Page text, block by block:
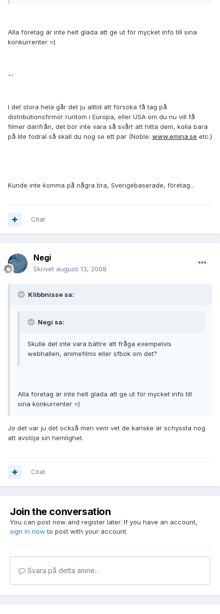
Alla företag är inte helt glada att ge ut för mycket info till sina
konkurrenter =)
--
I det stora hela går det ju alltid att försöka få tag på
distributionsfirmor runtom i Europa, eller USA om du nu vill få
filmer därifrån, det bör inte vara så svårt att hitta dem, kolla bara
på lite fodral så skall du nog se ett par (Noble: www.emina.se etc.)
Kunde inte komma på några bra, Sverigebaserade, företag...
Citat
Negi
Skrivet augusti 13, 2008
Klibbnisse sa:
Negi sa:
Skulle det inte vara bättre att fråga exempelvis
webhallen, animefilms eller sfbok om det?
Alla företag är inte helt glada att ge ut för mycket info till
sina konkurrenter =)
Jo det var ju det också men vem vet de kanske är schyssta nog
att avslöja sin hemlighet.
Citat
Join the conversation
You can post now and register later. If you have an account,
sign in now to post with your account.
Svara på detta ämne…